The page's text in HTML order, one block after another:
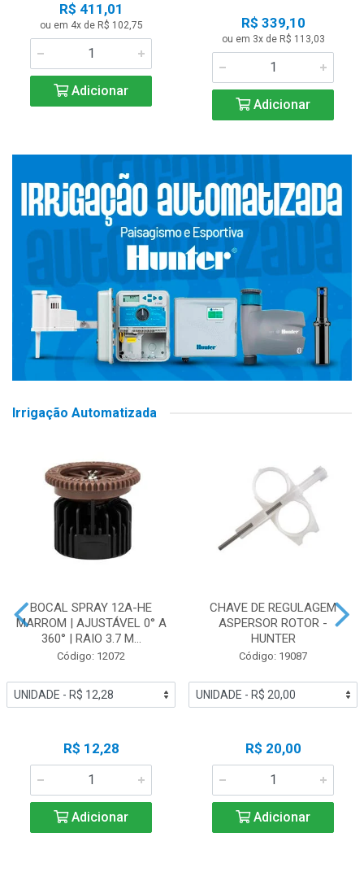
R$ 411,01
ou em 4x de R$ 102,75
Adicionar
R$ 339,10
ou em 3x de R$ 113,03
Adicionar
Irrigação Automatizada
BOCAL SPRAY 12A-HE
MARROM | AJUSTÁVEL 0° A
360° | RAIO 3.7 M...
Código: 12072
R$ 12,28
Adicionar
CHAVE DE REGULAGEM
ASPERSOR ROTOR -
HUNTER
Código: 19087
R$ 20,00
Adicionar